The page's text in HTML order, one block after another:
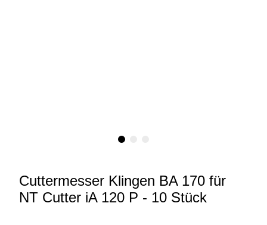
Cuttermesser Klingen BA 170 für
NT Cutter iA 120 P - 10 Stück